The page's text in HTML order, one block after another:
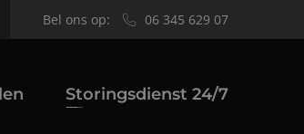
Bel ons op: 06 345 629 07
Storingsdienst 24/7